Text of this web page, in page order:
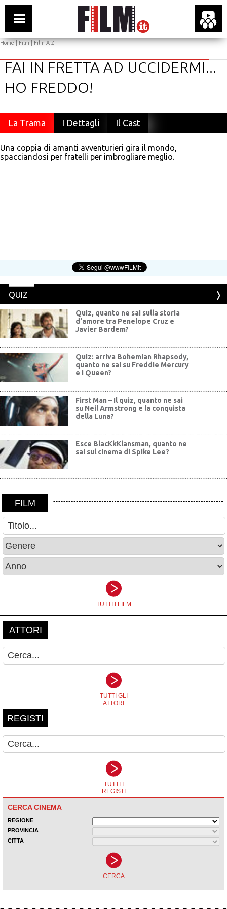
Home|Film|Film A-Z
FAI IN FRETTA AD UCCIDERMI...
HO FREDDO!
La Trama I Dettagli Il Cast
Una coppia di amanti avventurieri gira il mondo,
spacciandosi per fratelli per imbrogliare meglio.
QUIZ
Quiz, quanto ne sai sulla storia
d'amore tra Penelope Cruz e
Javier Bardem?
Quiz: arriva Bohemian Rhapsody,
quanto ne sai su Freddie Mercury
e i Queen?
First Man – Il quiz, quanto ne sai
su Neil Armstrong e la conquista
della Luna?
Esce BlacKkKlansman, quanto ne
sai sul cinema di Spike Lee?